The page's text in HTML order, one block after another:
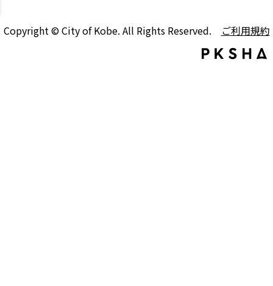
Copyright © City of Kobe. All Rights Reserved. ご利用規約